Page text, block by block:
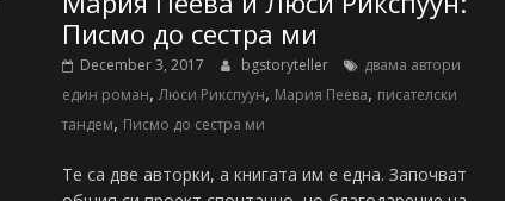
Писмо до сестра ми
December 3, 2017 bgstoryteller
двама автори
един роман,Люси Рикспуун, Мария Пеева, писателски
тандем, Писмо до сестра ми
Те са две авторки, а книгата им е една. Започват